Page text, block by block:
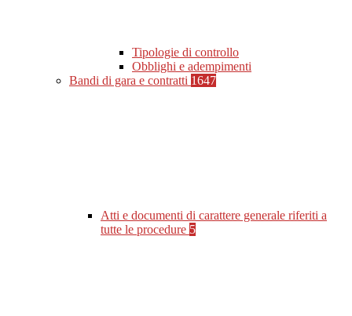
Tipologie di controllo
Obblighi e adempimenti
Bandi di gara e contratti 1647
Atti e documenti di carattere generale riferiti a
tutte le procedure 5